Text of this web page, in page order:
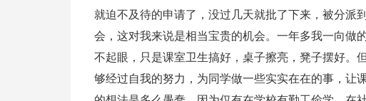
就迫不及待的申请了，没过几天就批了下来，被分派
会，这对我来说是相当宝贵的机会。一年多我一向做
不起眼，只是课室卫生搞好，桌子擦亮，凳子摆好。
够经过自我的努力，为同学做一些实实在在的事，让